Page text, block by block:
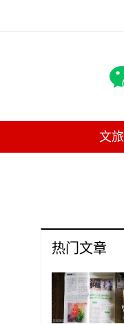
文旅
热门文章